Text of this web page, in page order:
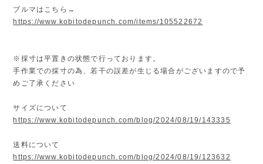
ブルマはこちら→
https://www.kobitodepunch.com/items/105522672
※採寸は平置きの状態で行っております。
手作業での採寸の為、若干の誤差が生じる場合がございますので予
めご了承ください
サイズについて
https://www.kobitodepunch.com/blog/2024/08/19/143335
送料について
https://www.kobitodepunch.com/blog/2024/08/19/123632